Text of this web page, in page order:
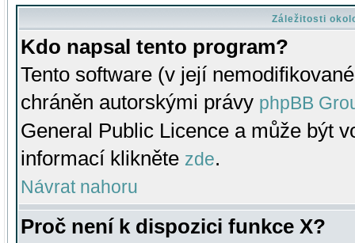
Záležitosti
Kdo napsal tento program?
Tento software (v její
chráněn autorskými právy phpBB
General Public Licence a může být
informací klikněte zde.
Návrat nahoru
Proč není k dispozici funkce X?